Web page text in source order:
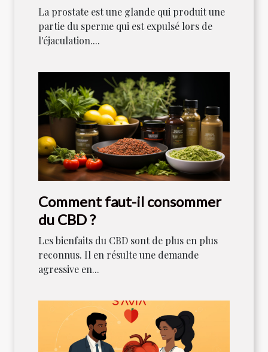
La prostate est une glande qui produit une
partie du sperme qui est expulsé lors de
l'éjaculation....
Comment faut-il consommer
du CBD ?
Les bienfaits du CBD sont de plus en plus
reconnus. Il en résulte une demande
agressive en...